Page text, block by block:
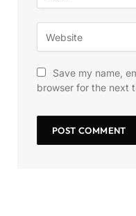
Save my name,
browser for the next